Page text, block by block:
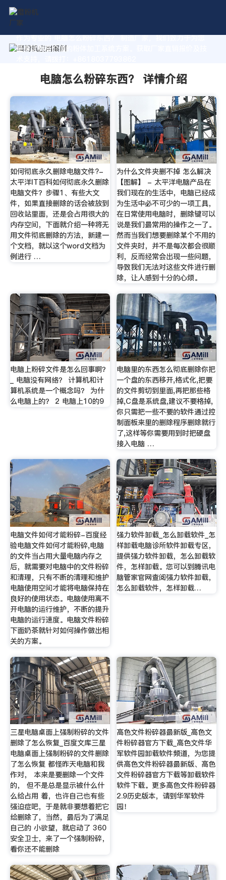
作为专业的 电脑怎么粉碎东西？ 制造厂家，我们致力于为您
量身定制高价值的粉体加工系统方案。获取厂家直销报价及技
电脑怎么粉碎东西？ 详情介绍
如何彻底永久删除电脑文件?-
太平洋IT百科如何彻底永久删除
电脑文件？步骤1、有些大文
件，如果直接删除的话会被放到
回收站里面，还是会占用很大的
内存空间，下面就介绍一种将无
用文件彻底删除的方法，新建一
个文档，就以这个word文档为
例进行 …
为什么文件夹删不掉 怎么解决
【图解】 - 太平洋电脑产品在
我们现在的生活中，电脑已经成
为生活中必不可少的一项工具，
在日常使用电脑时，删除键可以
说是我们最常用的操作之一了。
然而当我们想要删除某个不用的
文件夹时，并不是每次都会很顺
利，反而经常会出现一些问题，
导致我们无法对这些文件进行删
除，让人感到十分的心烦。
电脑上粉碎文件是怎么回事啊？
_ 电脑没有网络？ 计算机和计
算机系统是一个概念吗？ 为什
么电脑上的？ 2 电脑上10的9
电脑里的东西怎么彻底删除你把
一个盘的东西移开,格式化,把要
的文件剪切到里面,再把那些格
掉,C盘是系统盘,建议不要格掉,
你只需把一些不要的软件通过控
制面板来里的删除程序删除就行
了,这样等你需要用到时把硬盘
接入电脑 …
电脑文件如何才能粉碎-百度经
验电脑文件如何才能粉碎,电脑
的文件当占用大量电脑内存之
后，就需要对电脑中的文件粉碎
和清理，只有不断的清理和维护
电脑使用空间才能将电脑保持在
良好的使用状态。电脑使用离不
开电脑的运行维护，不断的提升
电脑的运行速度。电脑文件粉碎
下面奶茶就针对如何操作做出相
关的方案。
强力软件卸载_怎么卸载软件_怎
样卸载电脑诊所软件卸载专区，
提供强力软件卸载，怎么卸载软
件，怎样卸载。您可以到腾讯电
脑管家官网查阅强力软件卸载，
怎么卸载软件，怎样卸载…
三星电脑桌面上强制粉碎的文件
删除了怎么恢复_百度文库三星
电脑桌面上强制粉碎的文件删除
了怎么恢复 都怪昨天电脑和我
作对， 本来是要删除一个文件
的， 但不是总是显示被什么什
么给占用 着，也许自己也有些
强迫症吧，于是就非要想着把它
给删除了，当然，最后为了满足
自己的 小欲望，就启动了 360
安全卫士，来了一个强制粉碎，
看你还不能删除
高色文件粉碎器最新版_高色文
件粉碎器官方下载_高色文件华
军软件园卸载软件频道，为您提
供高色文件粉碎器最新版、高色
文件粉碎器官方下载等卸载软件
软件下载。更多高色文件粉碎器
2.9历史版本，请到华军软件
园！